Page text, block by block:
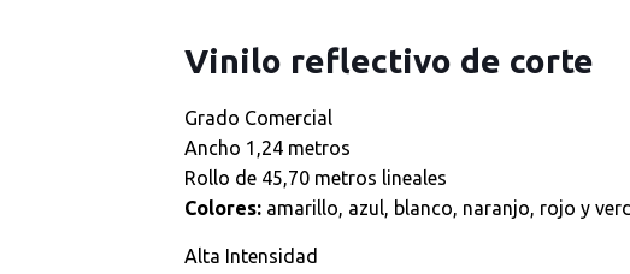
Vinilo reflectivo de corte
Grado Comercial
Ancho 1,24 metros
Rollo de 45,70 metros lineales
Colores:amarillo, azul, blanco, naranjo, rojo y
Alta Intensidad